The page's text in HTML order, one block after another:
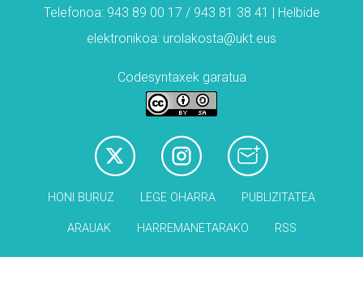
Telefonoa: 943 89 00 17 / 943 81 38 41 | Helbide
elektronikoa: urolakosta@ukt.eus
Codesyntaxek garatua
HONI BURUZ LEGE OHARRA PUBLIZITATEA
ARAUAK HARREMANETARAKO RSS